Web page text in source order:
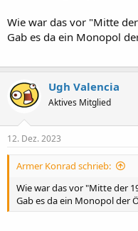
Wie war das vor "Mitte
Gab es da ein Monopol
Ugh Valencia
Aktives Mitglied
12. Dez. 2023
Armer Konrad schrieb:
Wie war das vor "Mitte der
Gab es da ein Monopol der